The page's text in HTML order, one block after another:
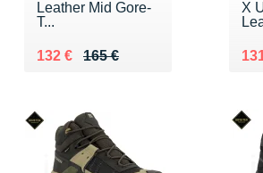
Leather Mid Gore-
T...
165 €
Au lieu de 165 €
132 €
Vendu 132 €
X
Au